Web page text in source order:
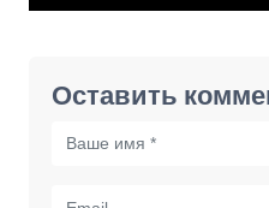
Оставить